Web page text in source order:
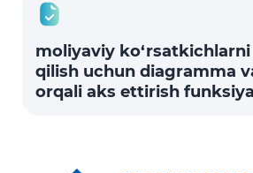
moliyaviy ko‘rsatkichlarni
qilish uchun diagramma
orqali aks ettirish